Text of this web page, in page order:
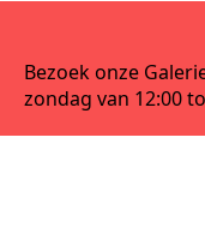
Bezoek onze
zondag van 12:00